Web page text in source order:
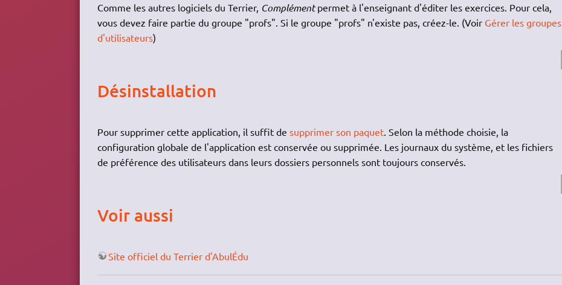
Comme les autres logiciels du Terrier, Complémentpermet à l'enseignant d'éditer les exercices. Pour cela,
vous devez faire partie du groupe "profs". Si le groupe "profs" n'existe pas, créez-le. (Voir Gérer les groupes
d'utilisateurs)
Désinstallation
Pour supprimer cette application, il suffit de supprimer son paquet. Selon la méthode choisie, la
configuration globale de l'application est conservée ou supprimée. Les journaux du système, et les fichiers
de préférence des utilisateurs dans leurs dossiers personnels sont toujours conservés.
Voir aussi
Site officiel du Terrier d'AbulÉdu